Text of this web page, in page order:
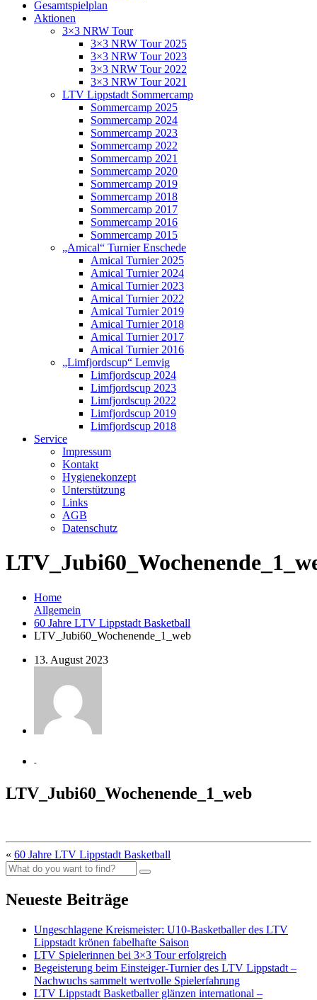
Gesamtspielplan
Aktionen
3×3 NRW Tour
3×3 NRW Tour 2025
3×3 NRW Tour 2023
3×3 NRW Tour 2022
3×3 NRW Tour 2021
LTV Lippstadt Sommercamp
Sommercamp 2025
Sommercamp 2024
Sommercamp 2023
Sommercamp 2022
Sommercamp 2021
Sommercamp 2020
Sommercamp 2019
Sommercamp 2018
Sommercamp 2017
Sommercamp 2016
Sommercamp 2015
„Amical“ Turnier Enschede
Amical Turnier 2025
Amical Turnier 2024
Amical Turnier 2023
Amical Turnier 2022
Amical Turnier 2019
Amical Turnier 2018
Amical Turnier 2017
Amical Turnier 2016
„Limfjordscup“ Lemvig
Limfjordscup 2024
Limfjordscup 2023
Limfjordscup 2022
Limfjordscup 2019
Limfjordscup 2018
Service
Impressum
Kontakt
Hygienekonzept
Unterstützung
Links
AGB
Datenschutz
Home
Allgemein
60 Jahre LTV Lippstadt Basketball
LTV_Jubi60_Wochenende_1_web
13. August 2023
-
LTV_Jubi60_Wochenende_1_web
« 60 Jahre LTV Lippstadt Basketball
Neueste Beiträge
Ungeschlagene Kreismeister: U10-Basketballer des LTV
Lippstadt krönen fabelhafte Saison
LTV Spielerinnen bei 3×3 Tour erfolgreich
Begeisterung beim Einsteiger-Turnier des LTV Lippstadt –
Nachwuchs sammelt wertvolle Spielerfahrung
LTV Lippstadt Basketballer glänzen international –